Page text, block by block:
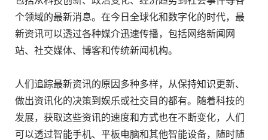
个领域的最新消息。在今日全球化和数字化的时代，最
新资讯可以透过各种媒介迅速传播，包括网络新闻网
站、社交媒体、博客和传统新闻机构。
人们追踪最新资讯的原因多种多样，从保持知识更新、
做出资讯化的决策到娱乐或社交目的都有。随着科技的
发展，获取这些资讯的速度和方式也在不断变化，人们
可以透过智能手机、平板电脑和其他智能设备，随时随